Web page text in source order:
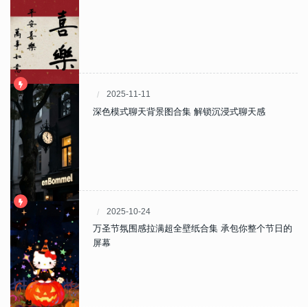
2025-11-11
深色模式聊天背景图合集 解锁沉浸式聊天感
2025-10-24
万圣节氛围感拉满超全壁纸合集 承包你整个节日的
屏幕